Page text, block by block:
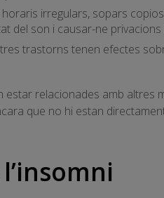
horaris irregulars, sopars
del son i causar-ne
trastorns tenen efectes
relacionades amb altres
que no hi estan